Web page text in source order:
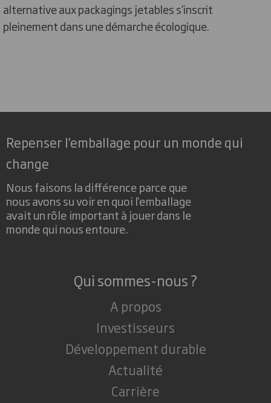
alternative aux packagings jetables s’inscrit
pleinement dans une démarche écologique.
Repenser l’emballage pour un monde qui
change
Nous faisons la différence parce que
nous avons su voir en quoi l'emballage
avait un rôle important à jouer dans le
monde qui nous entoure.
Qui sommes-nous ?
A propos
Investisseurs
Développement durable
Actualité
Carrière